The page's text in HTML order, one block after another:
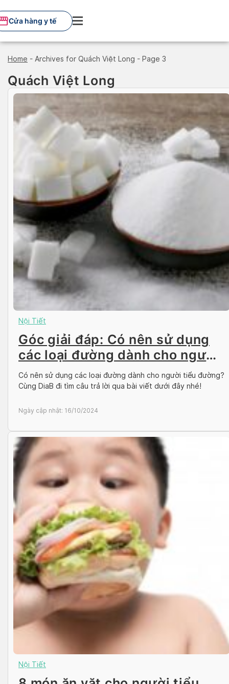
to
content
Cửa hàng y tế
Home - Archives for Quách Việt Long - Page 3
Quách Việt Long
Nội Tiết
Góc giải đáp: Có nên sử dụng
các loại đường dành cho người
tiểu đường?
Có nên sử dụng các loại đường dành cho người tiểu đường?
Cùng DiaB đi tìm câu trả lời qua bài viết dưới đây nhé!
Ngày cập nhật: 16/10/2024
Nội Tiết